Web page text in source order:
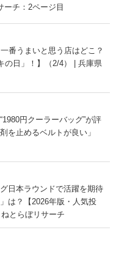
ーチ：2ページ目
番うまいと思う店はどこ？
の日」！】（2/4） | 兵庫県
円クーラーバッグ”が評
を止めるベルトが良い」
日本ラウンドで活躍を期待
は？【2026年版・人気投
とらぼリサーチ